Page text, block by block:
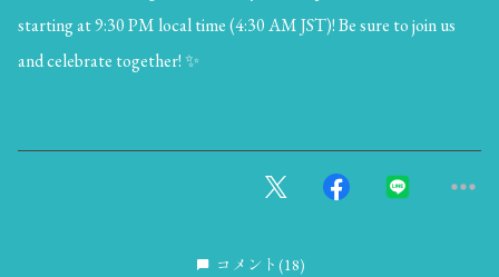
starting at 9:30 PM local time (4:30 AM JST)! Be sure to join us
and celebrate together! ✨
コメント (18)